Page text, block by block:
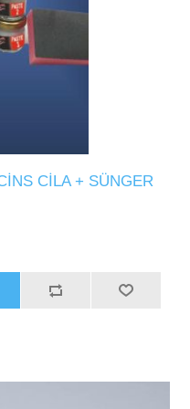
CİLA + SÜNGER